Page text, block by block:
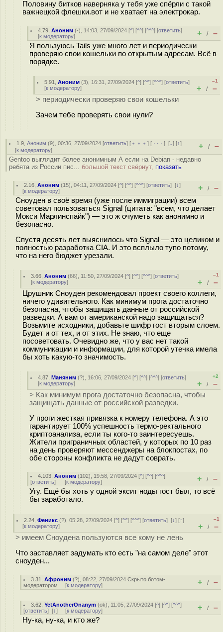
Половину битков наверняка у тебя уже спёрли с такой
важнецкой флешки.вот и не хватает на электрокар.
4.79 ,Аноним (-), 14:03, 27/09/2024 [^] [^^] [^^^] [ответить]
[к модератору] + / –
Я пользуюсь Tails уже много лет и периодически
проверяю свои кошельки по открытым адресам. Всё в
порядке.
5.91 ,Аноним (3), 16:31, 27/09/2024 [^] [^^] [^^^] [ответить]
[к модератору]
–1
+ / –
> периодически проверяю свои кошельки
Зачем тебе проверять свои нули?
1.9 ,Аноним (9), 00:36, 27/09/2024 [ответить] [ ﹢﹢﹢] [ · · ·][↓] [↑]
[к модератору] + / –
Gentoo выглядит более анонимным А если на Debian - недавно
ребята из России пис... большой текст свёрнут, показать
2.16 ,Аноним (15), 04:11, 27/09/2024 [^] [^^] [^^^] [ответить][↓]
[к модератору] + / –
Сноуден в своё время (уже после иммиграции) всем
советовал пользоваться Signal (цитата: "всем, что делает
Мокси Марлинспайк") — это ж очуметь как анонимно и
безопасно.
Спустя десять лет выяснилось что Signal — это целиком и
полностью разработка CIA. И это всплыло тупо потому,
что на него бюджет урезали.
3.66 ,Аноним (66), 11:50, 27/09/2024 [^] [^^] [^^^] [ответить]
[к модератору]
–1
+ / –
Црушник Сноуден рекомендовал проект своего коллеги,
ничего удивительного. Как минимум прога достаточно
безопасна, чтобы защищать данные от российской
разведки. А вам от американской надо защищаться?
Возьмите исходники, добавьте шифр гост вторым слоем.
Будет и от тех, и от этих. Не знаю, что еще
посоветовать. Очевидно же, что у вас нет такой
коммуникации и информации, для которой утечка имела
бы хоть какую-то значимость.
4.87 ,Маняним (?), 16:06, 27/09/2024 [^] [^^] [^^^] [ответить]
[к модератору]
+2
+ / –
> Как минимум прога достаточно безопасна, чтобы
защищать данные от российской разведки.
У проги жесткая привязка к номеру телефона. А это
гарантирует 100% успешность термо-ректального
криптоанализа, если ты кого-то заинтересуешь.
Жители приграничных областей, у которых по 10 раз
на день проверяют мессенджеры на блокпостах, по
обе стороны конфликта не дадут соврать.
4.103 ,Аноним (102), 19:58, 27/09/2024 [^] [^^] [^^^]
[ответить] [к модератору] + / –
Угу. Ещё бы хоть у одной эксит ноды гост был, то всё
бы заработало.
2.24 ,Феникс (?), 05:28, 27/09/2024 [^] [^^] [^^^] [ответить][↓] [↑]
[к модератору]
–1
+ / –
> имеем Сноудена пользуются все кому не лень
Что заставляет задумать кто есть "на самом деле" этот
сноуден...
3.31 ,Афроним (?), 08:22, 27/09/2024Скрыто ботом-
модератором [к модератору] + / –
3.62 ,YetAnotherOnanym (ok), 11:05, 27/09/2024 [^] [^^] [^^^]
[ответить] [↓] [к модератору] + / –
Ну-ка, ну-ка, и кто же?